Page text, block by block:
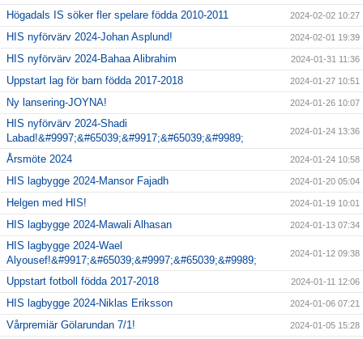
Högadals IS söker fler spelare födda 2010-2011 2024-02-02 10:27
HIS nyförvärv 2024-Johan Asplund! 2024-02-01 19:39
HIS nyförvärv 2024-Bahaa Alibrahim 2024-01-31 11:36
Uppstart lag för barn födda 2017-2018 2024-01-27 10:51
Ny lansering-JOYNA! 2024-01-26 10:07
HIS nyförvärv 2024-Shadi
Labad!&#9997;&#65039;&#9917;&#65039;&#9989;
2024-01-24 13:36
Årsmöte 2024 2024-01-24 10:58
HIS lagbygge 2024-Mansor Fajadh 2024-01-20 05:04
Helgen med HIS! 2024-01-19 10:01
HIS lagbygge 2024-Mawali Alhasan 2024-01-13 07:34
HIS lagbygge 2024-Wael
Alyousef!&#9917;&#65039;&#9997;&#65039;&#9989;
2024-01-12 09:38
Uppstart fotboll födda 2017-2018 2024-01-11 12:06
HIS lagbygge 2024-Niklas Eriksson 2024-01-06 07:21
Vårpremiär Gölarundan 7/1! 2024-01-05 15:28